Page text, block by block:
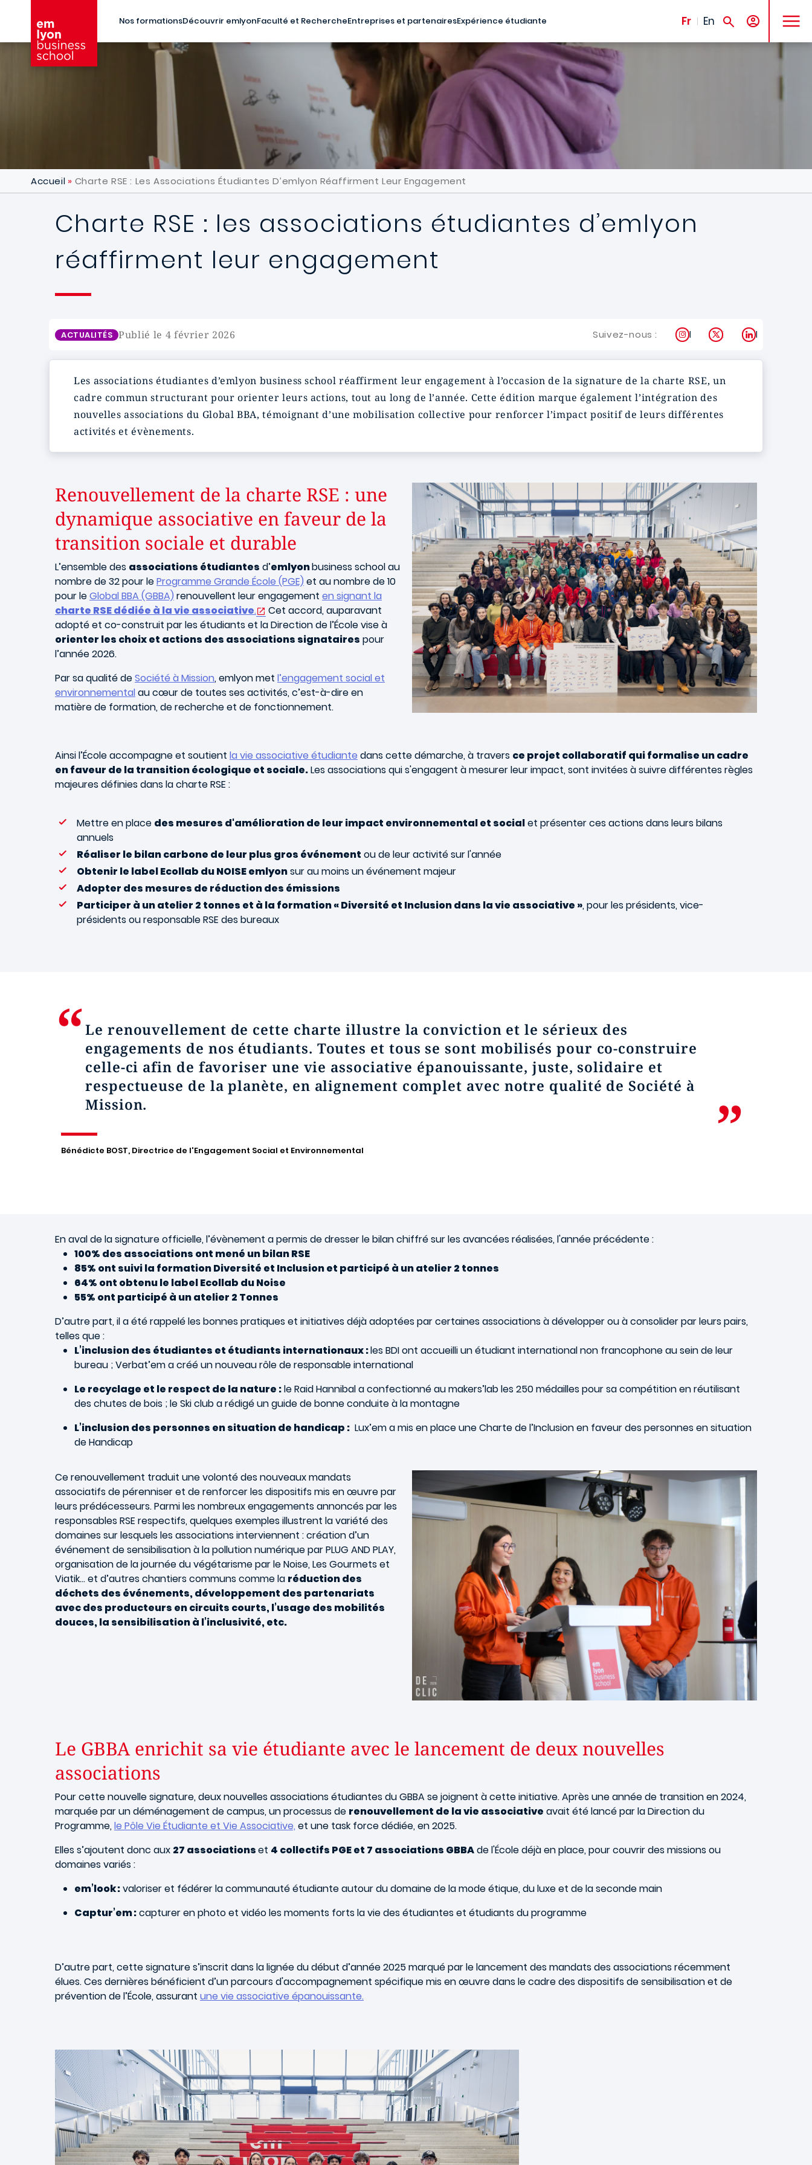
Nos formationsDécouvrir emlyonFaculté et RechercheEntreprises et partenairesExpérience étudiante Fr En
MENU
Accueil Charte RSE : Les Associations Étudiantes D’emlyon Réaffirment Leur Engagement
Charte RSE : les associations étudiantes d’emlyon
réaffirment leur engagement
ACTUALITÉS Publié le 4 février 2026 Suivez-nous : Instagram
X LinkedIn
Les associations étudiantes d’emlyon business school réaffirment leur engagement à l’occasion de la signature de la charte RSE, un
cadre commun structurant pour orienter leurs actions, tout au long de l’année. Cette édition marque également l’intégration des
nouvelles associations du Global BBA, témoignant d’une mobilisation collective pour renforcerl’impact positif de leurs différentes
activités et évènements.
Renouvellement de la charte RSE : une
dynamique associative en faveur de la
transition sociale et durable
L’ensemble des associations étudiantes d’emlyonbusiness school au
nombre de 32 pour leProgramme Grande École (PGE) et au nombre de 10
pour leGlobal BBA (GBBA) renouvellent leur engagement en signant la
charte RSE dédiée à la vie associative.
Cet accord, auparavant
adopté et co-construit par les étudiants et la Direction de l’École vise à
orienter les choix et actions des associations signataires pour
l’année 2026.
Par sa qualité deSociété à Mission, emlyon met l’engagement social et
environnemental au cœur de toutes ses activités, c’est-à-dire en
matière de formation, de recherche et de fonctionnement.
Ainsi l’École accompagne et soutient la vie associative étudiante dans cette démarche, à travers ce projet collaboratif qui formalise un cadre
en faveur de la transition écologique et sociale.Les associations qui s'engagent à mesurer leur impact, sont invitées à suivre différentes règles
majeures définies dans la charte RSE :
Mettre en place des mesures d'amélioration de leur impact environnemental et socialet présenter ces actions dans leurs bilans
annuels
Réaliser le bilan carbone de leur plus gros événement ou de leur activité sur l'année
Obtenir le label Ecollab du NOISE emlyonsur au moins un événement majeur
Adopter des mesures de réduction des émissions
Participer à un atelier 2 tonnes et à la formation « Diversité et Inclusion dans la vie associative », pour les présidents, vice-
présidents ou responsable RSE des bureaux
Le renouvellement de cette charte illustre la conviction et le sérieux des
engagements de nos étudiants. Toutes et tous se sont mobilisés pour co-construire
celle-ci afin de favoriser une vie associative épanouissante, juste, solidaire et
respectueuse de la planète, en alignement complet avec notre qualité de Société à
Mission.
Bénédicte BOST, Directrice de l'Engagement Social et Environnemental
En aval de la signature officielle, l’évènement a permis de dresser le bilan chiffrésur les avancées réalisées, l'année précédente:
100% des associations ont mené un bilan RSE
85% ont suivi la formation Diversité et Inclusion et participé à un atelier 2 tonnes
64% ont obtenu le label Ecollab du Noise
55% ont participé à un atelier 2 Tonnes
D’autre part, il a été rappelé les bonnes pratiques et initiatives déjà adoptées par certaines associations à développer ou à consolider par leurs pairs,
telles que :
L’inclusion des étudiantes et étudiants internationaux :les BDI ont accueilli un étudiant international non francophone au sein de leur
bureau ; Verbat’em a créé un nouveau rôle de responsable international
Le recyclage et le respect de la nature :le Raid Hannibal a confectionné au makers’lab les 250 médailles pour sa compétition en réutilisant
des chutes de bois ; le Ski club a rédigé un guide de bonne conduite à la montagne
L’inclusion des personnes en situation de handicap : Lux’em a mis en place une Charte de l’Inclusion en faveur des personnes en situation
de Handicap
Ce renouvellement traduit une volonté des nouveaux mandats
associatifs de pérenniser et de renforcer les dispositifs mis en œuvre par
leurs prédécesseurs. Parmi les nombreux engagements annoncés par les
responsables RSE respectifs, quelques exemples illustrent la variété des
domaines sur lesquels les associations interviennent : création d’un
événement de sensibilisation à la pollution numérique par PLUG AND PLAY,
organisation de la journée du végétarisme par le Noise, Les Gourmets et
Viatik... et d’autres chantiers communs comme la réduction des
déchets des événements, développement des partenariats
avec des producteurs en circuits courts, l’usage des mobilités
douces, la sensibilisation à l’inclusivité, etc.
Le GBBA enrichit sa vie étudiante avec le lancement de deux nouvelles
associations
Pour cette nouvelle signature, deux nouvelles associations étudiantes du GBBA se joignent à cette initiative. Après une année de transition en 2024,
marquée par un déménagement de campus, un processus de renouvellement de la vie associative avait été lancé par la Direction du
Programme,le Pôle Vie Étudiante et Vie Associative, et une task force dédiée, en 2025.
Elles s’ajoutent donc aux 27 associationset 4 collectifs PGE et 7 associations GBBAde l'Écoledéjà en place, pour couvrir des missions ou
domaines variés :
em’look :valoriser et fédérer la communauté étudiante autour du domaine de la modeétique, du luxe et de la seconde main
Captur’em :capturer en photo et vidéo les moments forts la vie des étudiantes et étudiants du programme
D’autre part, cette signature s’inscrit dans la lignée du début d’année 2025 marqué par le lancement des mandats des associations récemment
élues. Ces dernières bénéficient d’un parcours d'accompagnement spécifique mis en œuvre dans le cadre des dispositifs de sensibilisation et de
prévention de l’École, assurant une vie associative épanouissante.